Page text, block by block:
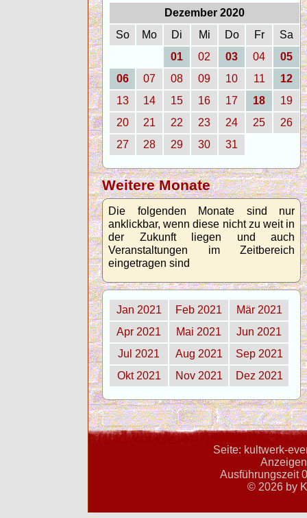
Dezember 2020
So
Mo Di Mi Do Fr
Sa
01
02 03 04
05
06
07 08 09 10 11
12
13
14 15 16 17 18
19
20
21 22 23 24 25
26
27
28 29 30 31
Weitere Monate
Die folgenden Monate sind nur
anklickbar, wenn diese nicht zu weit in
der Zukunft liegen und auch
Veranstaltungen im Zeitbereich
eingetragen sind
Jan 2021 Feb 2021
Mär 2021
Apr 2021
Mai 2021
Jun 2021
Jul 2021
Aug 2021
Sep 2021
Okt 2021
Nov 2021 Dez 2021
Seite: kultwerk-
Ausführungszeit
© 2026 by